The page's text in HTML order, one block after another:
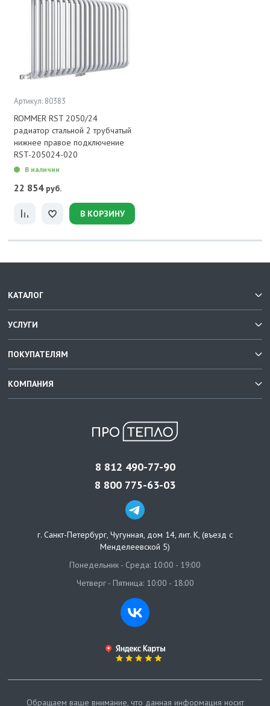
Артикул: 80383
ROMMER RST 2050/24
радиатор стальной 2 трубчатый
нижнее правое подключение
RST-205024-020
В наличии
22 854 руб.
В КОРЗИНУ
КАТАЛОГ
УСЛУГИ
ПОКУПАТЕЛЯМ
КОМПАНИЯ
8 812 490-77-90
8 800 775-63-03
г. Санкт-Петербург, Чугунная, дом 14, лит. К, (въезд с
Менделеевской 5)
Понедельник - Среда: 10:00 - 19:00
Четверг - Пятница: 10:00 - 18:00
Обращаем ваше внимание, что данная информация носит